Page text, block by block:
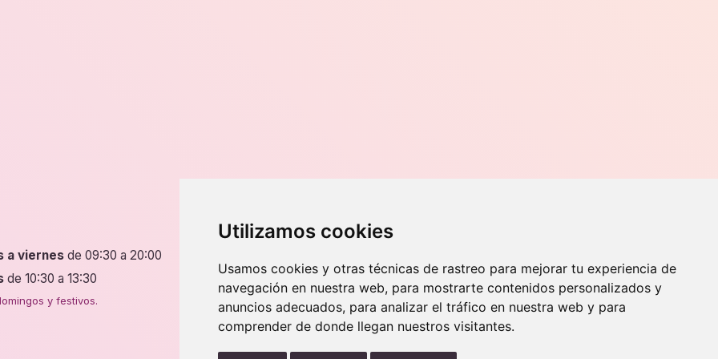
Utilizamos cookies
Usamos cookies y otras técnicas de rastreo para mejorar tu experiencia de
navegación en nuestra web, para mostrarte contenidos personalizados y
anuncios adecuados, para analizar el tráfico en nuestra web y para
comprender de donde llegan nuestros visitantes.
producto
a viernes de 09:30 a 20:00
de 10:30 a 13:30
y festivos.
Dirección
50009 Zaragoza
4 tiendas en Zaragoza.
Whatsapp